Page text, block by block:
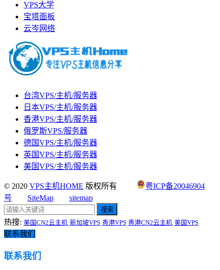
VPS大学
宝塔面板
云岑网络
台湾VPS/主机/服务器
日本VPS/主机/服务器
香港VPS/主机/服务器
俄罗斯VPS/服务器
德国VPS/主机/服务器
英国VPS/主机/服务器
美国VPS/主机/服务器
© 2020 VPS主机HOME 版权所有
粤ICP备20046904
号
SiteMap sitemap
搜索
热搜: 美国CN2云主机 新加坡VPS 香港VPS 香港CN2云主机 美国VPS
联系我们
联系我们